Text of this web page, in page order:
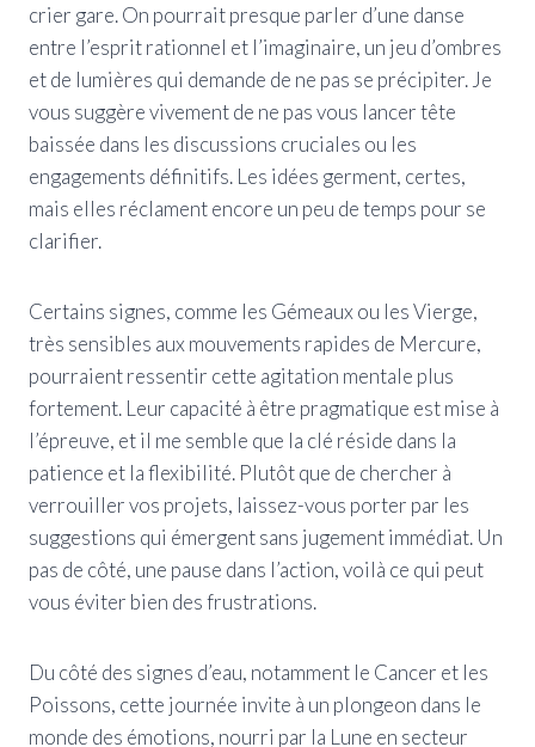
crier gare. On pourrait presque parler d’une danse
entre l’esprit rationnel et l’imaginaire, un jeu d’ombres
et de lumières qui demande de ne pas se précipiter. Je
vous suggère vivement de ne pas vous lancer tête
baissée dans les discussions cruciales ou les
engagements définitifs. Les idées germent, certes,
mais elles réclament encore un peu de temps pour se
clarifier.
Certains signes, comme les Gémeaux ou les Vierge,
très sensibles aux mouvements rapides de Mercure,
pourraient ressentir cette agitation mentale plus
fortement. Leur capacité à être pragmatique est mise à
l’épreuve, et il me semble que la clé réside dans la
patience et la flexibilité. Plutôt que de chercher à
verrouiller vos projets, laissez-vous porter par les
suggestions qui émergent sans jugement immédiat. Un
pas de côté, une pause dans l’action, voilà ce qui peut
vous éviter bien des frustrations.
Du côté des signes d’eau, notamment le Cancer et les
Poissons, cette journée invite à un plongeon dans le
monde des émotions, nourri par la Lune en secteur